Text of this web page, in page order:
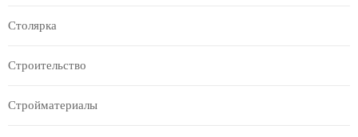
Столярка
Строительство
Стройматериалы